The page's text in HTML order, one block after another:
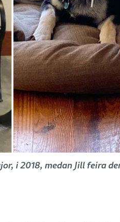
i 2018, medan Jill feira